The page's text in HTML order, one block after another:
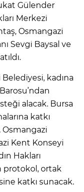
Gülender
Merkezi
Osmangazi
Sevgi Baysal ve
kadına
alacak. Bursa
katkı
Osmangazi
Kent Konseyi
Hakları
protokol, ortak
katkı sunacak.